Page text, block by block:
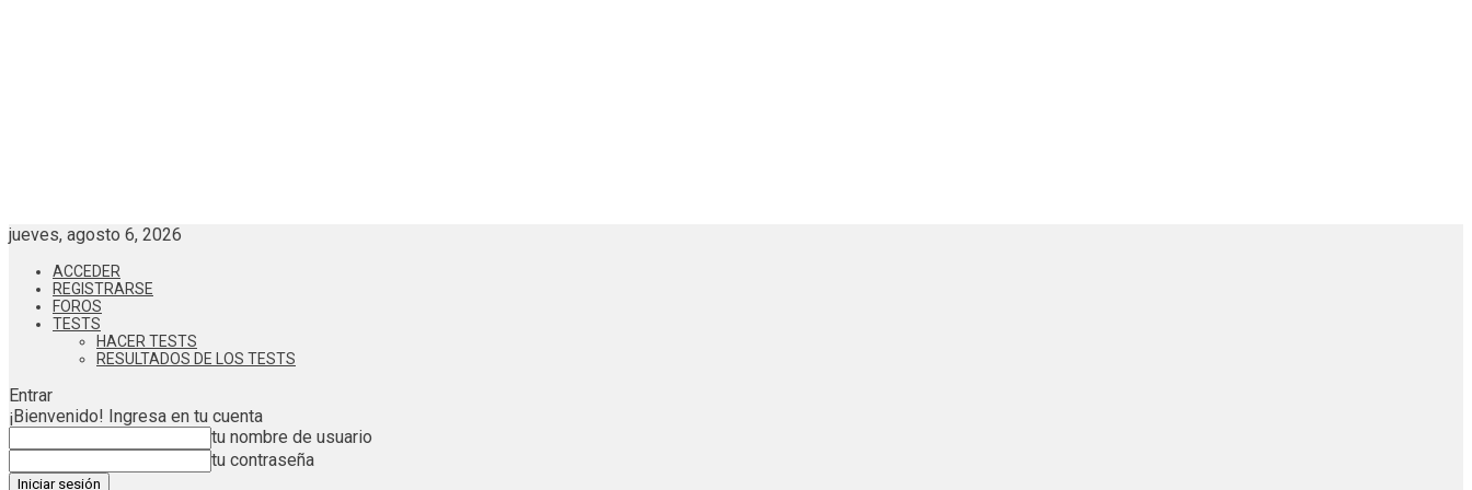
jueves, agosto 6, 2026
ACCEDER
REGISTRARSE
FOROS
TESTS
HACER TESTS
RESULTADOS DE LOS TESTS
Entrar
¡Bienvenido! Ingresa en tu cuenta
tu nombre de usuario
tu contraseña